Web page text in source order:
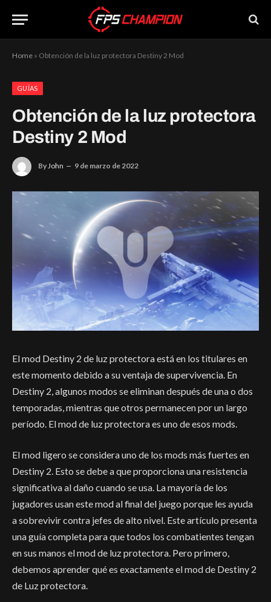
Home » Obtención de la luz protectora Destiny 2 Mod
GUÍAS
Obtención de la luz protectora
Destiny 2 Mod
ByJohn 9 de marzo de 2022
El mod Destiny 2 de luz protectora está en los titulares en
este momento debido a su ventaja de supervivencia. En
Destiny 2, algunos modos se eliminan después de una o dos
temporadas, mientras que otros permanecen por un largo
período. El mod de luz protectora es uno de esos mods.
El mod ligero se considera uno de los mods más fuertes en
Destiny 2. Esto se debe a que proporciona una resistencia
significativa al daño cuando se usa. La mayoría de los
jugadores usan este mod al final del juego porque les ayuda
a sobrevivir contra jefes de alto nivel. Este artículo presenta
una guía completa para que todos los combatientes tengan
en sus manos el mod de luz protectora. Pero primero,
debemos aprender qué es exactamente el mod de Destiny 2
de Luz protectora.